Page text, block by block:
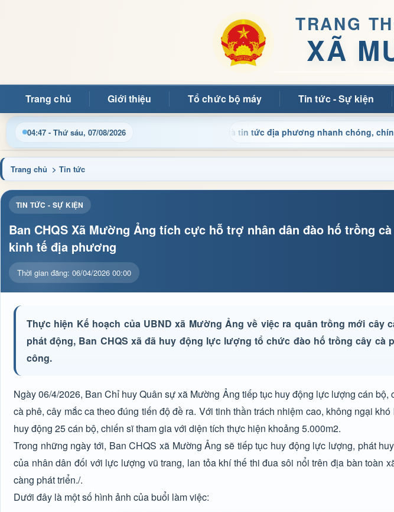
TRANG
XÃ
Trang chủ Giới thiệu Tổ chức bộ máy Tin tức - Sự kiện
04:47 - Thứ sáu, 07/08/2026
thông tin điều hành, thủ tục hành chính và tin tức địa phương nhanh chóng, chính xác
Trang chủ > Tin tức
TIN TỨC - SỰ KIỆN
Ban CHQS Xã Mường Ảng tích cực hỗ trợ nhân dân đào hố trồng
kinh tế địa phương
Thời gian đăng: 06/04/2026 00:00
Thực hiện Kế hoạch của UBND xã Mường Ảng về việc ra quân trồng mới cây
phát động, Ban CHQS xã đã huy động lực lượng tổ chức đào hố trồng cây cà
công.
Ngày 06/4/2026, Ban Chỉ huy Quân sự xã Mường Ảng tiếp tục huy động lực lượng cán
cà phê, cây mắc ca theo đúng tiến độ đề ra. Với tinh thần trách nhiệm cao, không ngại
huy động 25 cán bộ, chiến sĩ tham gia với diện tích thực hiện khoảng 5.000m2.
Trong những ngày tới, Ban CHQS xã Mường Ảng sẽ tiếp tục huy động lực lượng, phát
của nhân dân đối với lực lượng vũ trang, lan tỏa khí thế thi đua sôi nổi trên địa bàn toàn
càng phát triển./.
Dưới đây là một số hình ảnh của buổi làm việc: